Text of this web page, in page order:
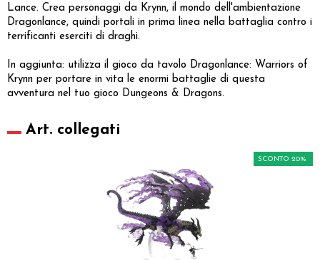
Lance. Crea personaggi da Krynn, il mondo dell'ambientazione
Dragonlance, quindi portali in prima linea nella battaglia contro i
terrificanti eserciti di draghi.
In aggiunta: utilizza il gioco da tavolo Dragonlance: Warriors of
Krynn per portare in vita le enormi battaglie di questa
avventura nel tuo gioco Dungeons & Dragons.
Art. collegati
SCONTO 20%